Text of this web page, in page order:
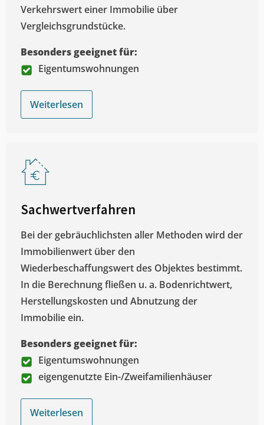
Verkehrswert einer Immobilie über
Vergleichsgrundstücke.
Besonders geeignet für:
Eigentumswohnungen
Weiterlesen
Sachwertverfahren
Bei der gebräuchlichsten aller Methoden wird der
Immobilienwert über den
Wiederbeschaffungswert des Objektes bestimmt.
In die Berechnung fließen u. a. Bodenrichtwert,
Herstellungskosten und Abnutzung der
Immobilie ein.
Besonders geeignet für:
Eigentumswohnungen
eigengenutzte Ein-/Zweifamilienhäuser
Weiterlesen